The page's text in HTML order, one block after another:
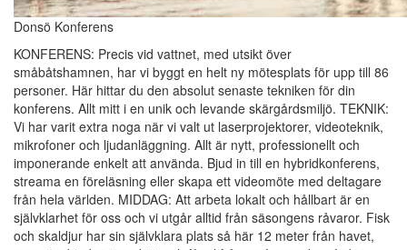
Donsö Konferens
KONFERENS: Precis vid vattnet, med utsikt över
småbåtshamnen, har vi byggt en helt ny mötesplats för upp till 86
personer. Här hittar du den absolut senaste tekniken för din
konferens. Allt mitt i en unik och levande skärgårdsmiljö. TEKNIK:
Vi har varit extra noga när vi valt ut laserprojektorer, videoteknik,
mikrofoner och ljudanläggning. Allt är nytt, professionellt och
imponerande enkelt att använda. Bjud in till en hybridkonferens,
streama en föreläsning eller skapa ett videomöte med deltagare
från hela världen. MIDDAG: Att arbeta lokalt och hållbart är en
självklarhet för oss och vi utgår alltid från säsongens råvaror. Fisk
och skaldjur har sin självklara plats så här 12 meter från havet,